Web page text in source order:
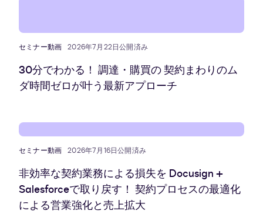
セミナー動画 2026年7月22日公開済み
30分でわかる！ 調達・購買の 契約まわりのム
ダ時間ゼロが叶う最新アプローチ
セミナー動画 2026年7月16日公開済み
非効率な契約業務による損失を Docusign +
Salesforceで取り戻す！ 契約プロセスの最適化
による営業強化と売上拡大